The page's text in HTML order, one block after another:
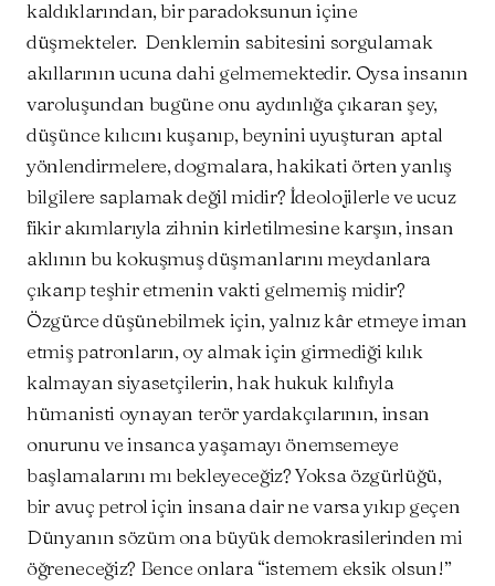
kaldıklarından, bir paradoksunun içine
düşmekteler. Denklemin sabitesini sorgulamak
akıllarının ucuna dahi gelmemektedir. Oysa insanın
varoluşundan bugüne onu aydınlığa çıkaran şey,
düşünce kılıcını kuşanıp, beynini uyuşturan aptal
yönlendirmelere, dogmalara, hakikati örten yanlış
bilgilere saplamak değil midir? İdeolojilerle ve ucuz
fikir akımlarıyla zihnin kirletilmesine karşın, insan
aklının bu kokuşmuş düşmanlarını meydanlara
çıkarıp teşhir etmenin vakti gelmemiş midir?
Özgürce düşünebilmek için, yalnız kâr etmeye iman
etmiş patronların, oy almak için girmediği kılık
kalmayan siyasetçilerin, hak hukuk kılıfıyla
hümanisti oynayan terör yardakçılarının, insan
onurunu ve insanca yaşamayı önemsemeye
başlamalarını mı bekleyeceğiz? Yoksa özgürlüğü,
bir avuç petrol için insana dair ne varsa yıkıp geçen
Dünyanın sözüm ona büyük demokrasilerinden mi
öğreneceğiz? Bence onlara “istemem eksik olsun!”